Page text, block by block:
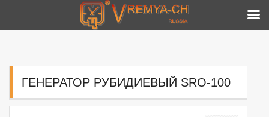
contentГЕНЕРАТОР РУБИДИЕВЫЙ SRO-100